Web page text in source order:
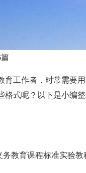
育工作者，时常需要
式呢？以下是小编
教育课程标准实验